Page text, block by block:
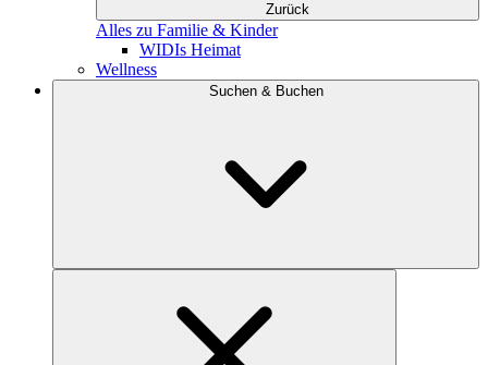
Zurück
Alles zu Familie & Kinder
WIDIs Heimat
Wellness
Suchen & Buchen